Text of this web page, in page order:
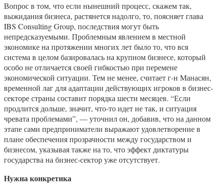
Вопрос в том, что если нынешний процесс, скажем так,
выжидания бизнеса, растянется надолго, то, поясняет глава
IBS Consulting Group, последствия могут быть
непредсказуемыми. Проблемным явлением в местной
экономике на протяжении многих лет было то, что вся
система в целом базировалась на крупном бизнесе, который
особо не отличается своей гибкостью при перемене
экономической ситуации. Тем не менее, считает г-н Манасян,
временной лаг для адаптации действующих игроков в бизнес-
секторе страны составит порядка шести месяцев. “Если
продлится дольше, значит, что-то идет не так, и ситуация
чревата проблемами”, — уточнил он, добавив, что на данном
этапе сами предприниматели выражают удовлетворение в
плане обеспечения прозрачности между государством и
бизнесом, указывая также на то, что эффект диктатуры
государства на бизнес-сектор уже отсутствует.
Нужна конкретика